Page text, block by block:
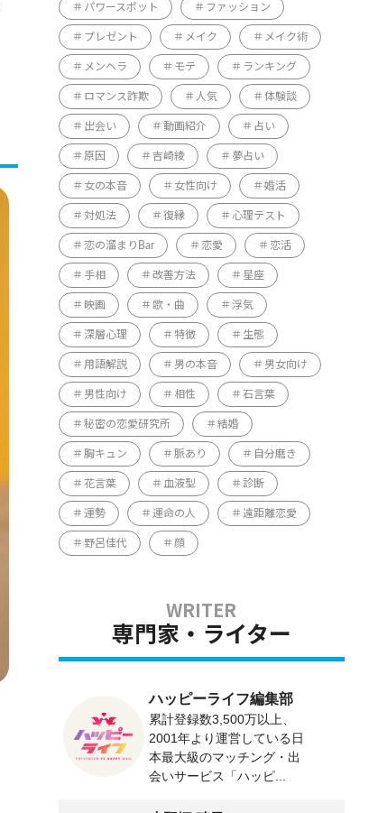
パワースポット ファッション
プレゼント メイク メイク術
メンヘラ モテ ランキング
ロマンス詐欺 人気 体験談
出会い 動画紹介 占い
原因 吉崎綾 夢占い
女の本音 女性向け 婚活
対処法 復縁 心理テスト
恋の溜まりBar 恋愛 恋活
手相 改善方法 星座
映画 歌・曲 浮気
深層心理 特徴 生態
用語解説 男の本音 男女向け
男性向け 相性 石言葉
秘密の恋愛研究所 結婚
胸キュン 脈あり 自分磨き
花言葉 血液型 診断
運勢 運命の人 遠距離恋愛
野呂佳代 顔
専門家・ライター
ハッピーライフ編集部
累計登録数3,500万以上、
2001年より運営している日
本最大級のマッチング・出
会いサービス「ハッピ...